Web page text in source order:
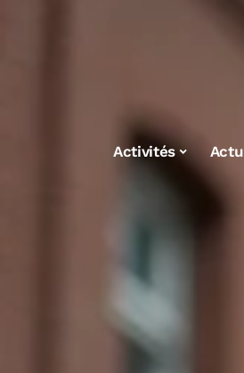
Activités Actu